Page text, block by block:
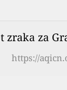
zraka za
https://